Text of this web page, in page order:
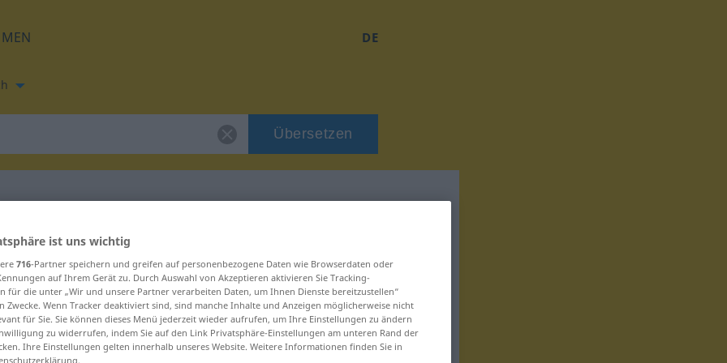
DE
Übersetzen
für "formace"
ist uns wichtig
716-Partner speichern und greifen auf personenbezogene Daten wie Browserdaten oder
auf Ihrem Gerät zu. Durch Auswahl von Akzeptieren aktivieren Sie Tracking-
für die unter „Wir und unsere Partner verarbeiten Daten, um Ihnen Dienste bereitzustellen“
Zwecke. Wenn Tracker deaktiviert sind, sind manche Inhalte und Anzeigen möglicherweise nicht
für Sie. Sie können dieses Menü jederzeit wieder aufrufen, um Ihre Einstellungen zu ändern
zu widerrufen, indem Sie auf den Link Privatsphäre-Einstellungen am unteren Rand der
Ihre Einstellungen gelten innerhalb unseres Website. Weitere Informationen finden Sie in